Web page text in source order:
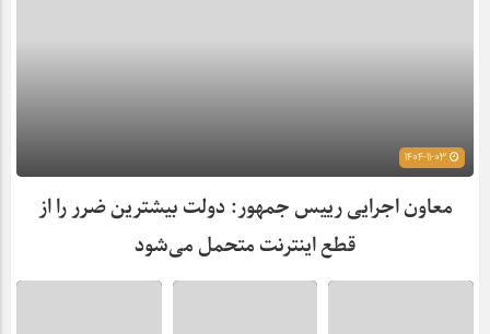
معاون اجرایی رییس جمهور: دولت بیشترین ضرر را از
قطع اینترنت متحمل می‌شود